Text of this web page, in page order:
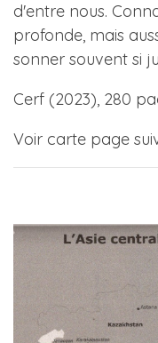
d'entre nous.
profonde, mais
sonner souvent si
Cerf (2023), 280
Voir carte page